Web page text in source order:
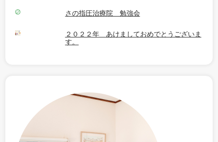
さの指圧治療院 勉強会
２０２２年 あけましておめでとうございま
す。